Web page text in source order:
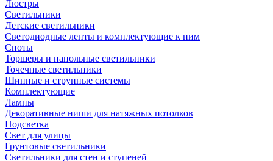
Люстры
Светильники
Детские светильники
Светодиодные ленты и комплектующие к ним
Споты
Торшеры и напольные светильники
Точечные светильники
Шинные и струнные системы
Комплектующие
Лампы
Декоративные ниши для натяжных потолков
Подсветка
Свет для улицы
Грунтовые светильники
Светильники для стен и ступеней